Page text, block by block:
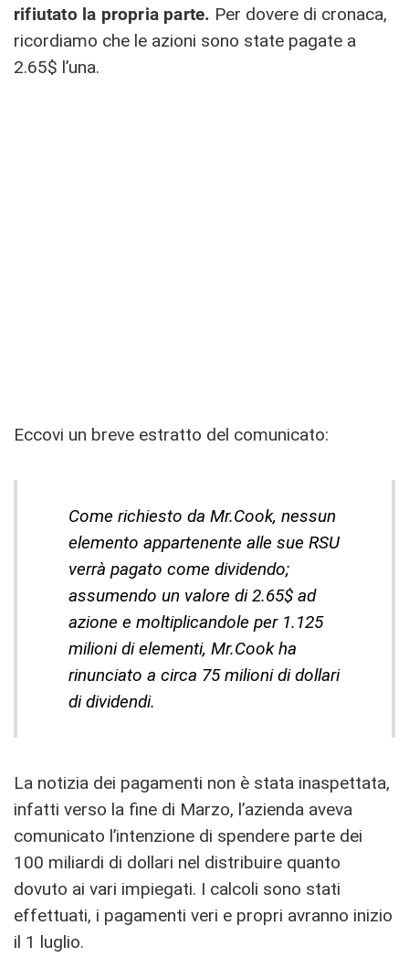
rifiutato la propria parte. Per dovere di cronaca,
ricordiamo che le azioni sono state pagate a
2.65$ l’una.
Eccovi un breve estratto del comunicato:
Come richiesto da Mr.Cook, nessun
elemento appartenente alle sue RSU
verrà pagato come dividendo;
assumendo un valore di 2.65$ ad
azione e moltiplicandole per 1.125
milioni di elementi, Mr.Cook ha
rinunciato a circa 75 milioni di dollari
di dividendi.
La notizia dei pagamenti non è stata inaspettata,
infatti verso la fine di Marzo, l’azienda aveva
comunicato l’intenzione di spendere parte dei
100 miliardi di dollari nel distribuire quanto
dovuto ai vari impiegati. I calcoli sono stati
effettuati, i pagamenti veri e propri avranno inizio
il 1 luglio.